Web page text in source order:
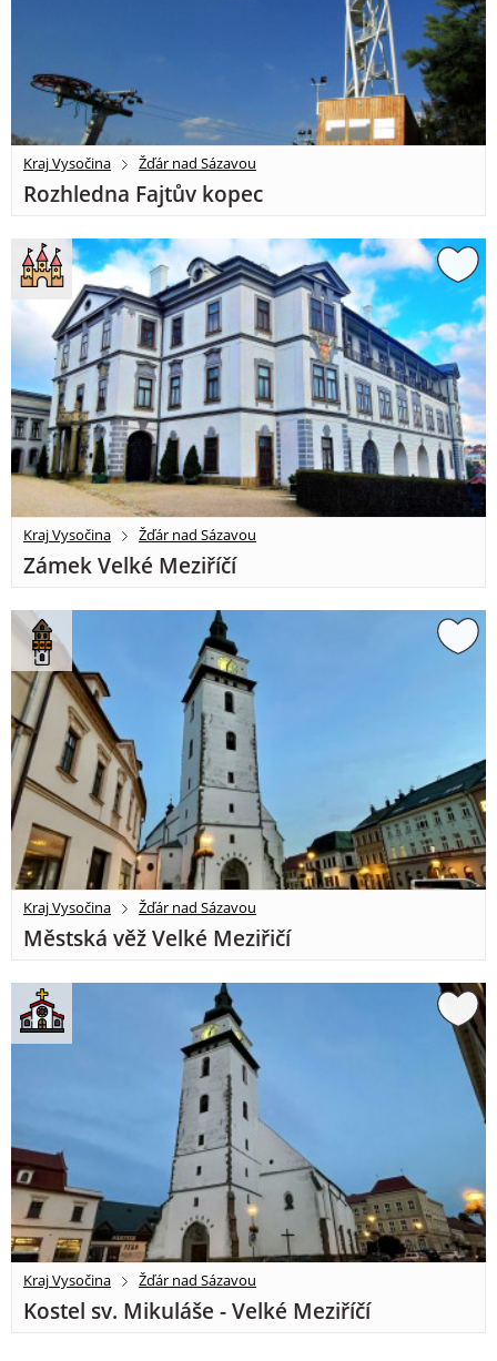
Kraj Vysočina Žďár nad Sázavou
Rozhledna Fajtův kopec
Kraj Vysočina Žďár nad Sázavou
Zámek Velké Meziříčí
Kraj Vysočina Žďár nad Sázavou
Městská věž Velké Meziřičí
Kraj Vysočina Žďár nad Sázavou
Kostel sv. Mikuláše - Velké Meziříčí